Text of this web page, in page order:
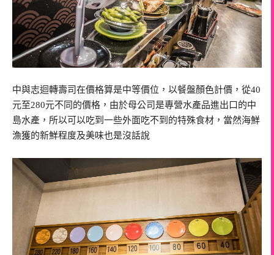
中與志迴轉壽司在價格算是中等價位，以餐盤顏色計價，從40
元至280元不同的價格，由於母公司是專營水產品進出口的中
島水產，所以可以吃到一些外面吃不到的特殊食材，當然海鮮
漁獲的新鮮程度及美味也是沒話說